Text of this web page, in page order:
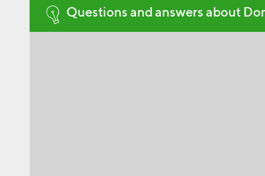
Questions and answers about